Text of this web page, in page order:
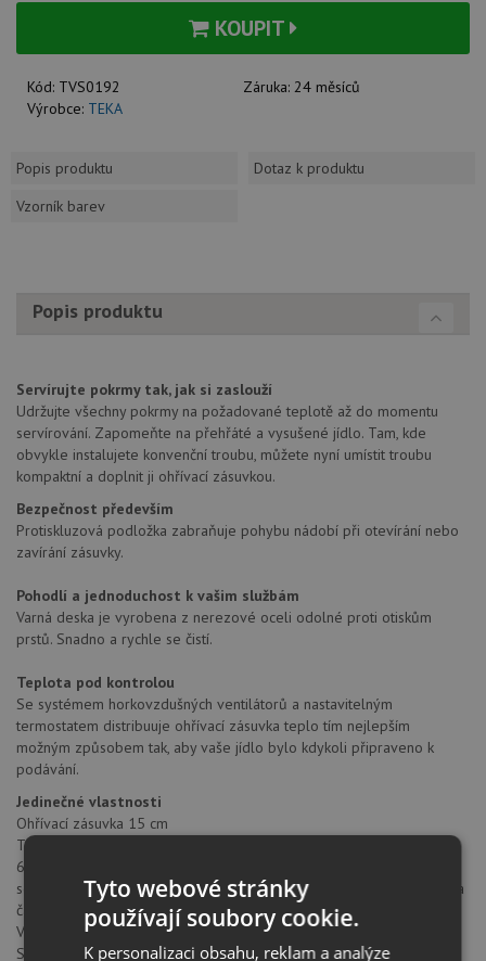
KOUPIT
Kód: TVS0192 Záruka: 24 měsíců
Výrobce: TEKA
Popis produktu
Dotaz k produktu
Vzorník barev
Popis produktu
Servírujte pokrmy tak, jak si zaslouží
Udržujte všechny pokrmy na požadované teplotě až do momentu
servírování. Zapomeňte na přehřáté a vysušené jídlo. Tam, kde
obvykle instalujete konvenční troubu, můžete nyní umístit troubu
kompaktní a doplnit ji ohřívací zásuvkou.
Bezpečnost především
Protiskluzová podložka zabraňuje pohybu nádobí při otevírání nebo
zavírání zásuvky.
Pohodlí a jednoduchost k vašim službám
Varná deska je vyrobena z nerezové oceli odolné proti otiskům
prstů. Snadno a rychle se čistí.
Teplota pod kontrolou
Se systémem horkovzdušných ventilátorů a nastavitelným
termostatem distribuuje ohřívací zásuvka teplo tím nejlepším
možným způsobem tak, aby vaše jídlo bylo kdykoli připraveno k
podávání.
Jedinečné vlastnosti
Ohřívací zásuvka 15 cm
Teplotní rozsah: 30 ° – 80 °
6 nastavení: 6 talířů (24 cm), 6 talířů hlubokých (10 cm) a 3 talíře na
servírování (17, 19 a 32 cm) nebo 20 talířů (28 cm) nebo 40 šálků na
čaj nebo 80 šálků na kávu
Výsuvná teleskopická zásuvka
Systém otevírání push-pull
Tyto webové stránky
používají soubory cookie.
K personalizaci obsahu, reklam a analýze